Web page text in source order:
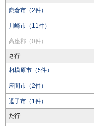
鎌倉市（2件）
川崎市（11件）
高座郡（0件）
さ行
相模原市（5件）
座間市（2件）
逗子市（1件）
た行